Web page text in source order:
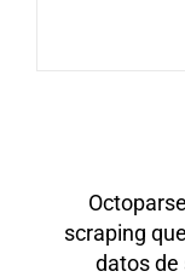
scraping
datos de